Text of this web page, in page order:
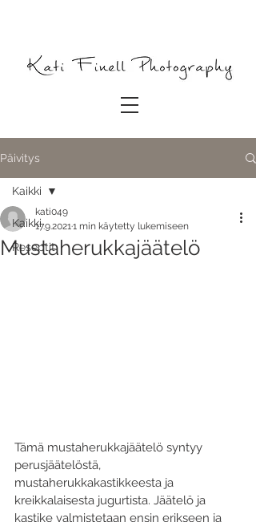
Päivitys
Kaikki
Reseptit
Kaikki
Mustaherukkajäätelö
kati049
17.9.20211 min käytetty lukemiseen
Tämä mustaherukkajäätelö syntyy
perusjäätelöstä,
mustaherukkakastikkeesta ja
kreikkalaisesta jugurtista. Jäätelö ja
kastike valmistetaan ensin erikseen ja